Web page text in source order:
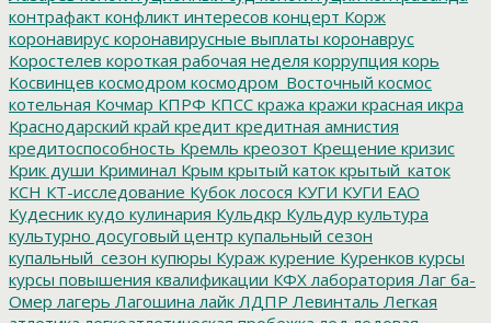
контрафакт конфликт интересов концерт Корж
коронавирус коронавирусные выплаты коронаврус
Коростелев короткая рабочая неделя коррупция корь
Косвинцев космодром космодром_Восточный космос
котельная Кочмар КПРФ КПСС кража кражи красная икра
Краснодарский край кредит кредитная амнистия
кредитоспособность Кремль креозот Крещение кризис
Крик души Криминал Крым крытый каток крытый_каток
КСН КТ-исследование Кубок лосося КУГИ КУГИ ЕАО
Кудесник кудо кулинария Кульдкр Кульдур культура
культурно досуговый центр купальный сезон
купальный_сезон купюры Кураж курение Куренков курсы
курсы повышения квалификации КФХ лаборатория Лаг ба-
Омер лагерь Лагошина лайк ЛДПР Левинталь Легкая